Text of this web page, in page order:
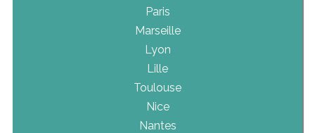
Paris
Marseille
Lyon
Lille
Toulouse
Nice
Nantes